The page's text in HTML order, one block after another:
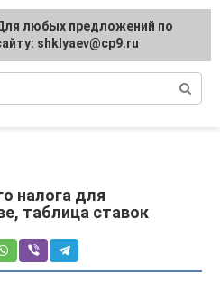
налога для
таблица ставок
любых предложений по
shklyaev@cp9.ru